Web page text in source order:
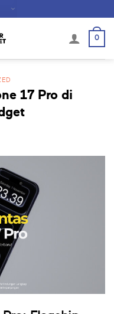
0
17 Pro di